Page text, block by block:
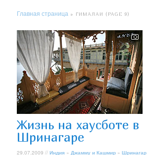
Главная страница » ГИМАЛАИ (PAGE 9)
Жизнь на хаусботе в
Шринагаре
29.07.2009 //Индия » Джамму и Кашмир »Шринагар